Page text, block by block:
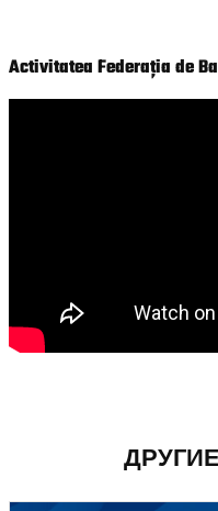
Activitatea Federația de